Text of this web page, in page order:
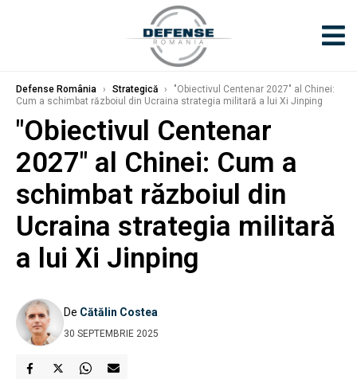
Defense România › Strategică ›
"Obiectivul Centenar 2027" al Chinei:
Cum a schimbat războiul din Ucraina strategia militară a lui Xi Jinping
"Obiectivul Centenar
2027" al Chinei: Cum a
schimbat războiul din
Ucraina strategia militară
a lui Xi Jinping
De Cătălin Costea
30 SEPTEMBRIE 2025